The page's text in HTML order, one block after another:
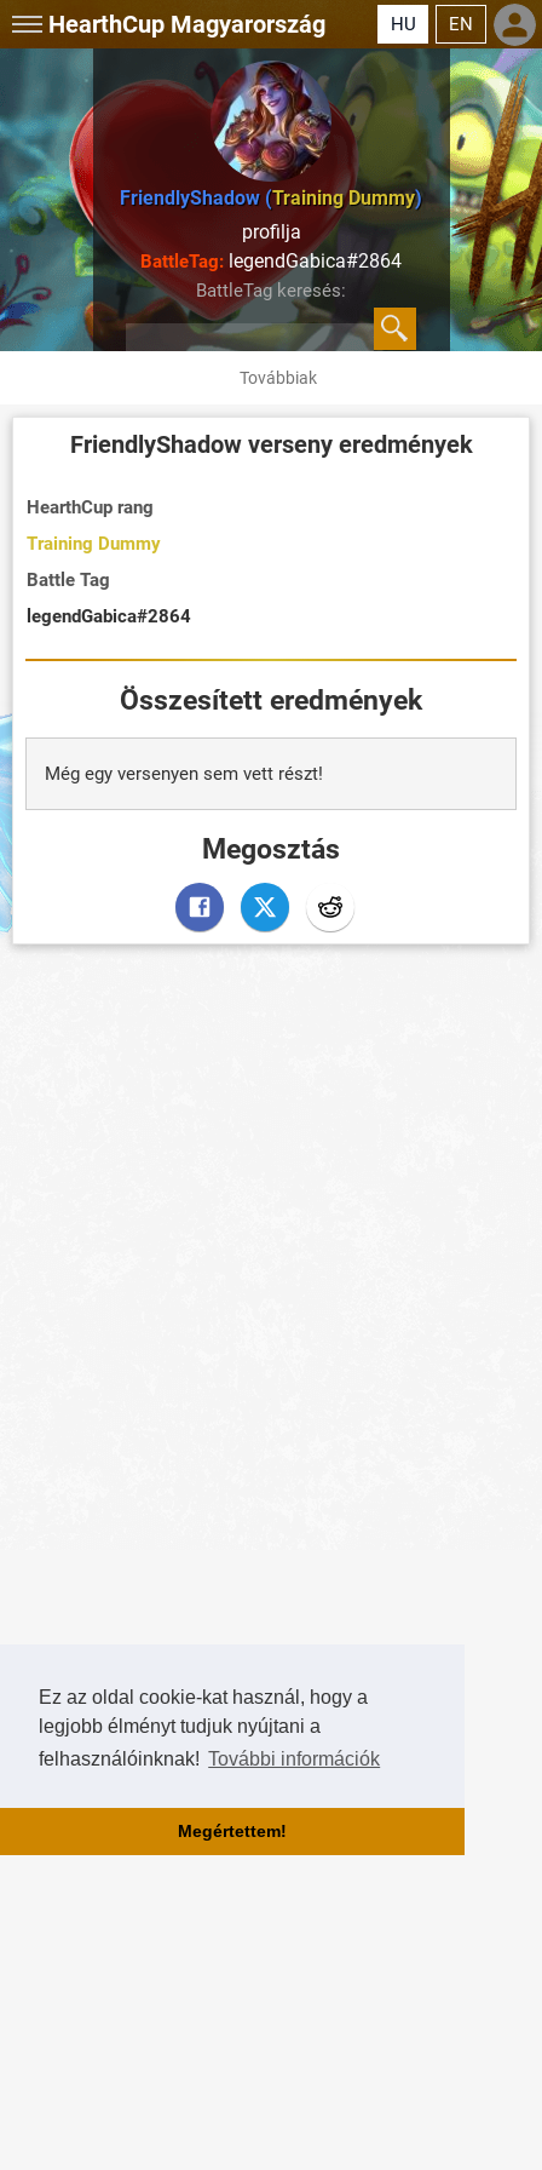
Ez az oldal cookie-kat használ, hogy a
legjobb élményt tudjuk nyújtani a
felhasználóinknak! További információk
Megértettem!
HearthCup Magyarország HU EN
FriendlyShadow (Training Dummy)
profilja
BattleTag: legendGabica#2864
BattleTag keresés:
Továbbiak
FriendlyShadowverseny eredmények
HearthCup rang
Training Dummy
Battle Tag
legendGabica#2864
Összesített eredmények
Még egy versenyen sem vett részt!
Megosztás